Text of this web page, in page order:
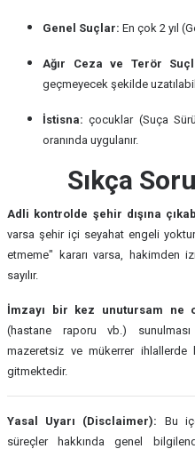
Genel Suçlar: En çok 2 yıl
Ağır Ceza ve Terör
geçmeyecek şekilde
İstisna: çocuklar (Suça
oranında uygulanır.
Sıkça
Adli kontrolde şehir dışına
varsa şehir içi seyahat engeli
etmeme" kararı varsa, hakimden
sayılır.
İmzayı bir kez unutursam ne
(hastane raporu vb.) sunulması
mazeretsiz ve mükerrer ihlallerde
gitmektedir.
Yasal Uyarı (Disclaimer): Bu
süreçler hakkında genel